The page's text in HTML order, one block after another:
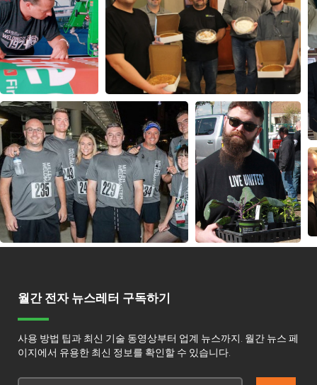
월간 전자 뉴스레터 구독하기
사용 방법 팁과 최신 기술 동영상부터 업계 뉴스까지. 월간 뉴스 페
이지에서 유용한 최신 정보를 확인할 수 있습니다.